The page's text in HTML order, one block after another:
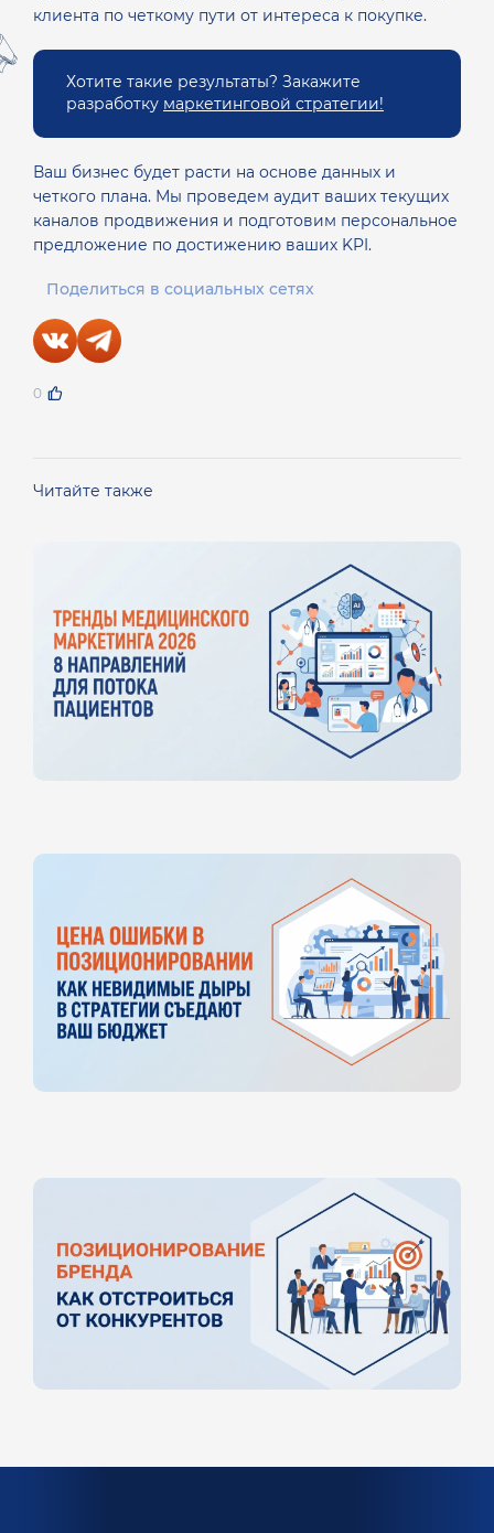
клиента по четкому пути от интереса к покупке.
Хотите такие результаты? Закажите
разработку маркетинговой стратегии!
Ваш бизнес будет расти на основе данных и
четкого плана. Мы проведем аудит ваших текущих
каналов продвижения и подготовим персональное
предложение по достижению ваших KPI.
Поделиться в социальных сетях
0
Читайте также